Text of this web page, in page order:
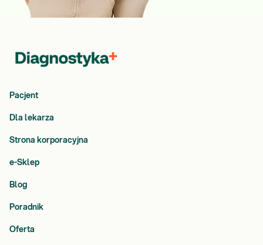
Pacjent
Dla lekarza
Strona korporacyjna
e-Sklep
Blog
Poradnik
Oferta